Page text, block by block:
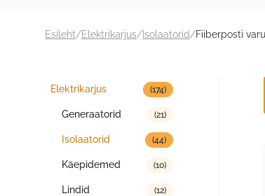
Esileht/Elektrikarjus/Isolaatorid/Fiiberposti
Tootekategooriad
Elektrikarjus (174)
Generaatorid (21)
Isolaatorid (44)
Käepidemed (10)
Lindid (12)